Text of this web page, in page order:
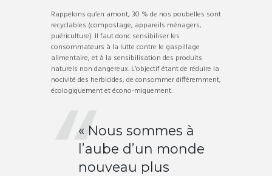
Rappelons qu’en amont, 30 % de nos poubelles sont
recyclables (compostage, appareils ménagers,
puériculture). Il faut donc sensibiliser les
consommateurs à la lutte contre le gaspillage
alimentaire, et à la sensibilisation des produits
naturels non dangereux. L’objectif étant de réduire la
nocivité des herbicides, de consommer différemment,
écologiquement et écono-miquement.
« Nous sommes à
l’aube d’un monde
nouveau plus